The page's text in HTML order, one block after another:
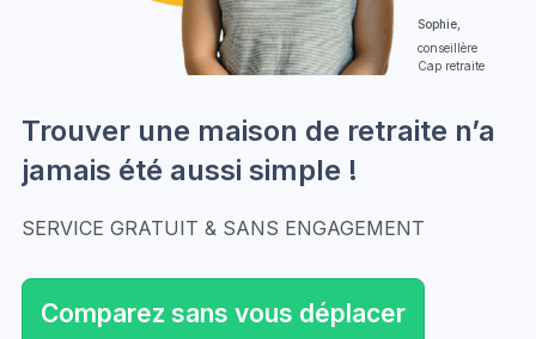
Sophie,
conseillère
Cap retraite
Trouver une maison de retraite n’a
jamais été aussi simple !
SERVICE GRATUIT & SANS ENGAGEMENT
Comparez sans vous déplacer